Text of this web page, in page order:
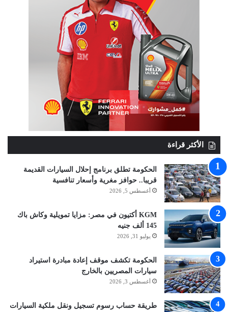
الأكثر قراءة
الحكومة تطلق برنامج إحلال السيارات القديمة
قريبا.. حوافز مغرية وأسعار تنافسية
أغسطس 5, 2026
KGM أكتيون في مصر: مزايا تمويلية وكاش باك
145 ألف جنيه
يوليو 31, 2026
الحكومة تكشف موقف إعادة مبادرة استيراد
سيارات المصريين بالخارج
أغسطس 3, 2026
طريقة حساب رسوم تسجيل ونقل ملكية السيارات